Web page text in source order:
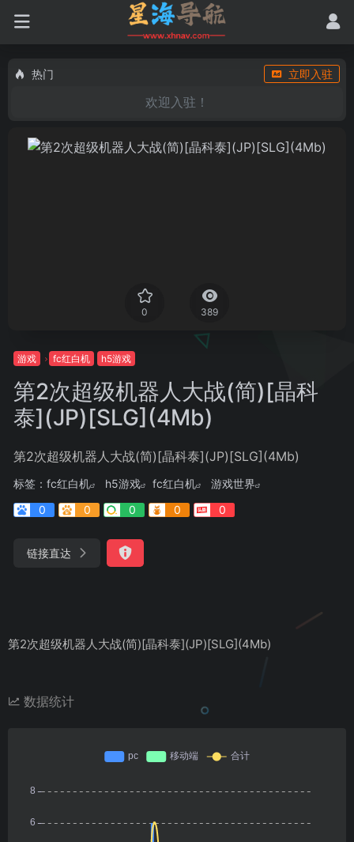
热门 立即入驻
欢迎入驻！
0 389
游戏 fc红白机 h5游戏
第2次超级机器人大战(简)[晶科
泰](JP)[SLG](4Mb)
第2次超级机器人大战(简)[晶科泰](JP)[SLG](4Mb)
标签： fc红白机 h5游戏 fc红白机
游戏世界
0
0 0 0 0
链接直达
第2次超级机器人大战(简)[晶科泰](JP)[SLG](4Mb)
数据统计